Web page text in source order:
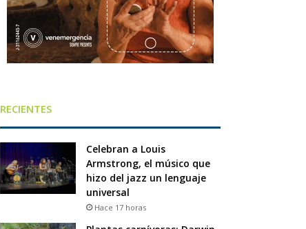
RECIENTES
Celebran a Louis
Armstrong, el músico que
hizo del jazz un lenguaje
universal
Hace 17 horas